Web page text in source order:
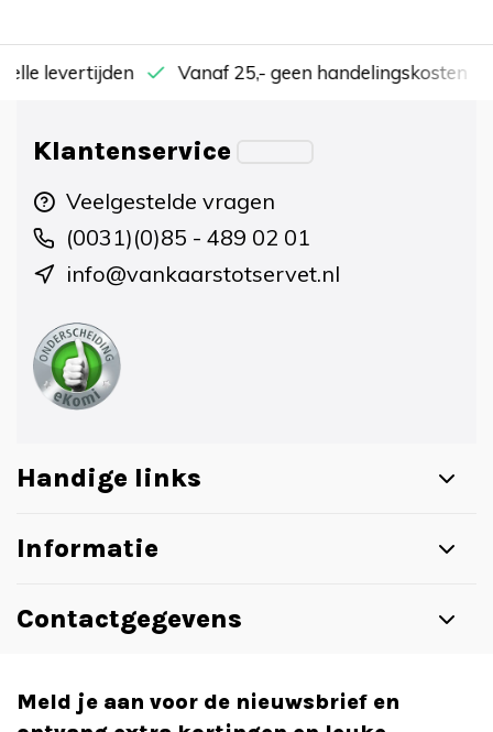
levertijden Vanaf 25,- geen handelingskosten
Klantenservice
Veelgestelde vragen
(0031)(0)85 - 489 02 01
info@vankaarstotservet.nl
Handige links
Informatie
Contactgegevens
Meld je aan voor de nieuwsbrief en